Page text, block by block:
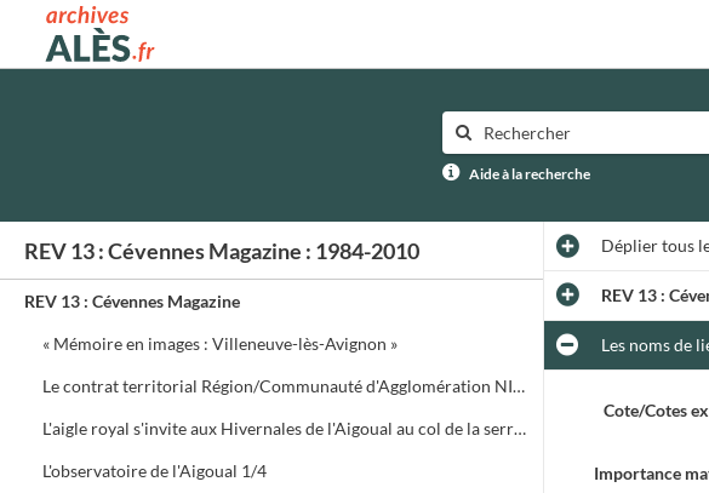
Archives municipales d'Alès
Aide à la recherche
REV 13 : Cévennes Magazine : 1984-2010
REV 13 : Cévennes Magazine
« Mémoire en images : Villeneuve-lès-Avignon »
Le contrat territorial Région/Communauté d'Agglomération NIMES Métropole
L'aigle royal s'invite aux Hivernales de l'Aigoual au col de la serreyrède. Programme de la journée
L'observatoire de l'Aigoual 1/4
Dépliertous
REV 13 :
Les noms de
Cote/Cotes
Importance